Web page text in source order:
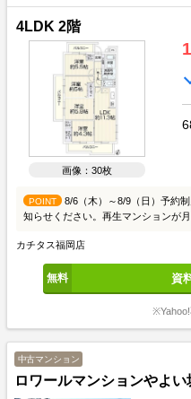
4LDK 2階
画像：30枚
POINT
8/6（木）～8/9（日）予約
知らせください。再生マンションが
にお問い合わせください。
カチタス福岡店
資
中古マンション
ロワールマンションやよい